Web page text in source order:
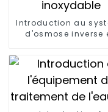
Introduction au
d'osmose inverse